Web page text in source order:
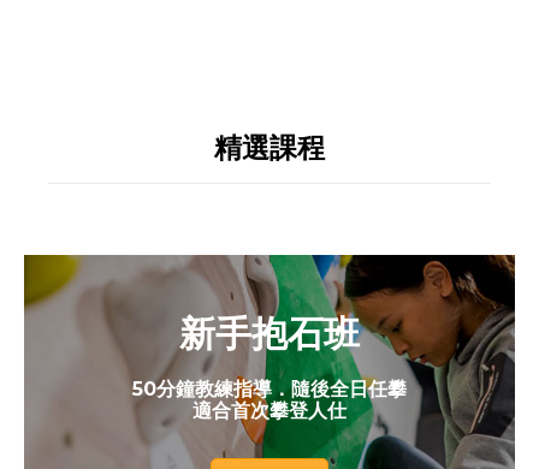
精選課程
新手抱石班
50分鐘教練指導．隨後全日任攀
適合首次攀登人仕